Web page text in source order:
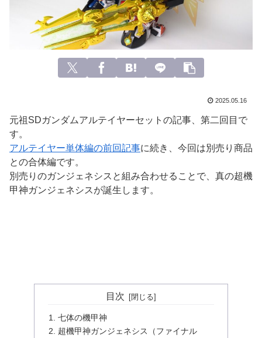
2025.05.16
元祖SDガンダムアルテイヤーセットの記事、第二回目で
す。
アルテイヤー単体編の前回記事に続き、今回は別売り商品
との合体編です。
別売りのガンジェネシスと組み合わせることで、真の超機
甲神ガンジェネシスが誕生します。
目次
七体の機甲神
超機甲神ガンジェネシス（ファイナル